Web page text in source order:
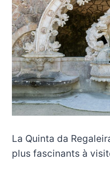
La Quinta da
plus fascinants à